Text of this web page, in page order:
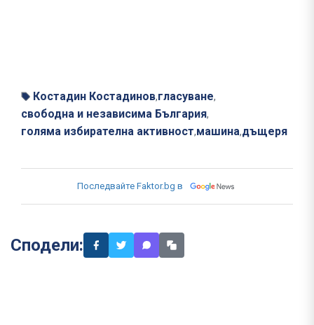
Костадин Костадинов,гласуване,
свободна и независима България,
голяма избирателна активност,машина,дъщеря
Последвайте Faktor.bg в
Сподели: